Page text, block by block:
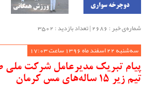
شماره‌ی خبر : ‌2686 | تعداد بازدید : 3502
سه‌شنبه 22 اسفند ماه 1396 ساعت 17:03
پیام تبریک مدیرعامل شرکت ملی
تیم زیر 15 ساله‌های مس کرمان